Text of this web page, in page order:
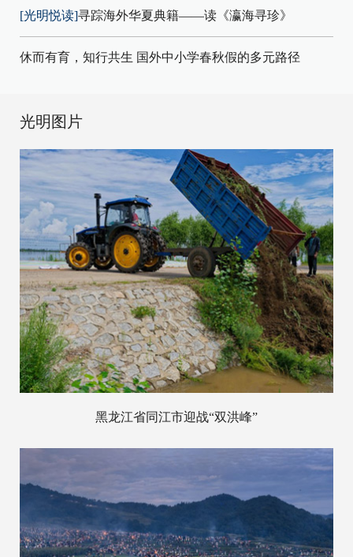
[光明悦读]寻踪海外华夏典籍——读《瀛海寻珍》
休而有育，知行共生 国外中小学春秋假的多元路径
光明图片
黑龙江省同江市迎战“双洪峰”